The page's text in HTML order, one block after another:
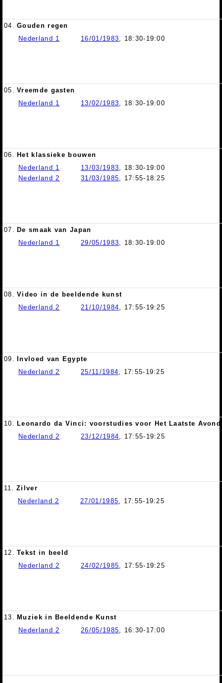
04. Gouden regen
Nederland 1
16/01/1983, 18:30-19:00
05. Vreemde gasten
Nederland 1
13/02/1983, 18:30-19:00
06. Het klassieke bouwen
Nederland 1
13/03/1983, 18:30-19:00
Nederland 2
31/03/1985, 17:55-18:25
07. De smaak van Japan
Nederland 1
29/05/1983, 18:30-19:00
08. Video in de beeldende kunst
Nederland 2
21/10/1984, 17:55-19:25
09.
Invloed van Egypte
Nederland 2
25/11/1984, 17:55-19:25
10. Leonardo da Vinci: voorstudies voor Het Laatste
Nederland 2
23/12/1984, 17:55-19:25
11. Zilver
Nederland 2
27/01/1985, 17:55-19:25
12. Tekst in beeld
Nederland 2
24/02/1985, 17:55-19:25
13. Muziek in Beeldende Kunst
Nederland 2
26/05/1985, 16:30-17:00